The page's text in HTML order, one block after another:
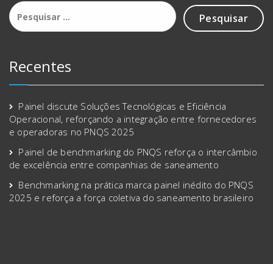
Pesquisar
por:
Recentes
Painel discute Soluções Tecnológicas e Eficiência
Operacional, reforçando a integração entre fornecedores
e operadoras no PNQS 2025
Painel de benchmarking do PNQS reforça o intercâmbio
de excelência entre companhias de saneamento
Benchmarking na prática marca painel inédito do PNQS
2025 e reforça a força coletiva do saneamento brasileiro